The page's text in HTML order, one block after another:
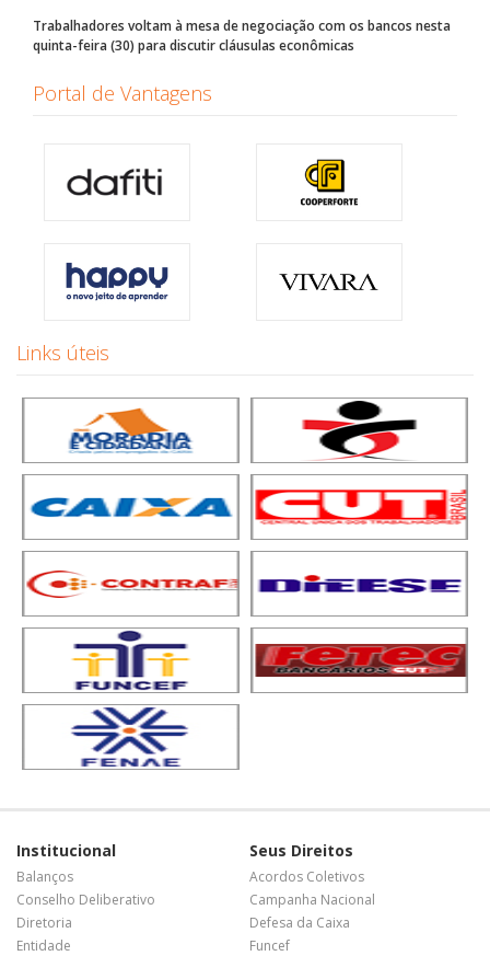
Trabalhadores voltam à mesa de negociação com os bancos nesta
quinta-feira (30) para discutir cláusulas econômicas
Portal de Vantagens
Links úteis
Institucional
Balanços
Conselho Deliberativo
Diretoria
Entidade
Seus Direitos
Acordos Coletivos
Campanha Nacional
Defesa da Caixa
Funcef